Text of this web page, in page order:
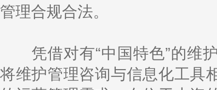
管理合规合法。
凭借对有“中国特色”的维
将维护管理咨询与信息化工具